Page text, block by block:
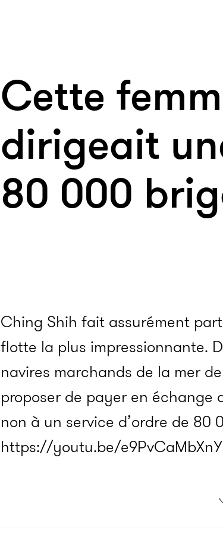
Cette
dirigeait
80 000
Ching Shih fait assurément
flotte la plus impressionnante.
navires marchands de la mer
proposer de payer en
non à un service d’ordre de 80
https://youtu.be/e9PvCaMbXnY